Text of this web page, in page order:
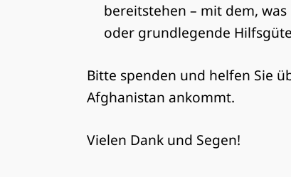
bereitstehen – mit dem,
oder grundlegende
Bitte spenden und helfen Sie
Afghanistan ankommt.
Vielen Dank und Segen!